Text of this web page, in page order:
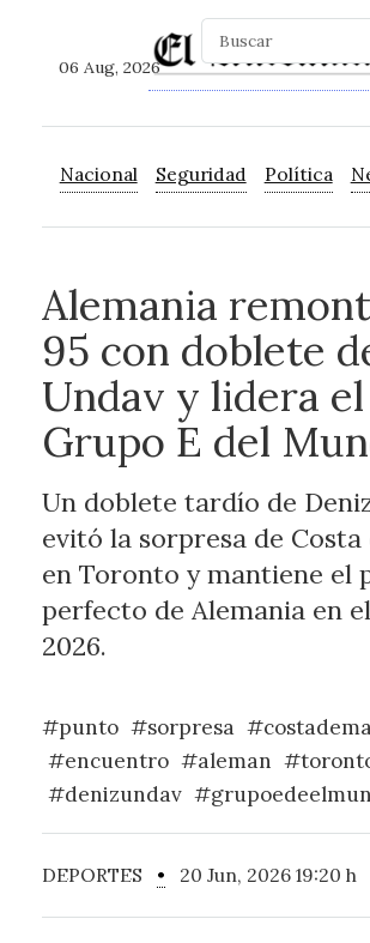
06 Aug, 2026
Nacional Seguridad Política
Alemania
95 con doblete
Undav y lidera el
Grupo E del
Un doblete tardío de
evitó la sorpresa de
en Toronto y mantiene el
perfecto de Alemania en
2026.
#punto #sorpresa
#encuentro #aleman
#denizundav
DEPORTES • 20 Jun, 2026 19:20 h